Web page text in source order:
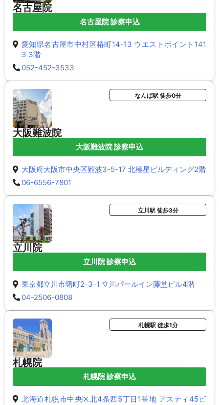
名古屋院
名古屋院 診察申込
愛知県名古屋市中村区椿町14-13 ウエストポイント141
3 3階
052-452-3533
大阪難波院
なんば駅 徒歩0分
大阪難波院 診察申込
大阪府大阪市中央区難波3-5-17 北極星ビルディング2階
06-6556-7801
立川院
立川駅 徒歩3分
立川院 診察申込
東京都立川市曙町2-3-1 立川パールイン藤堂ビル4階
04-2506-0808
札幌院
札幌駅 徒歩1分
札幌院 診察申込
北海道札幌市中央区北4条西5丁目1番地 アスティ45ビ